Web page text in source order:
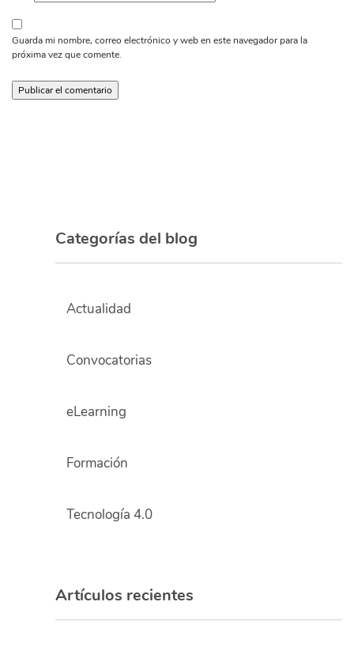
Guarda mi nombre, correo electrónico y web en este navegador para la
próxima vez que comente.
Categorías del blog
Actualidad
Convocatorias
eLearning
Formación
Tecnología 4.0
Artículos recientes